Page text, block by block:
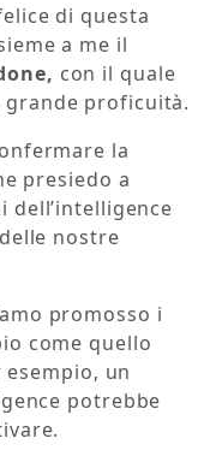
di questa
a me il
con il quale
grande proficuità.
la
presiedo a
dell’intelligence
nostre
promosso i
come quello
un
potrebbe